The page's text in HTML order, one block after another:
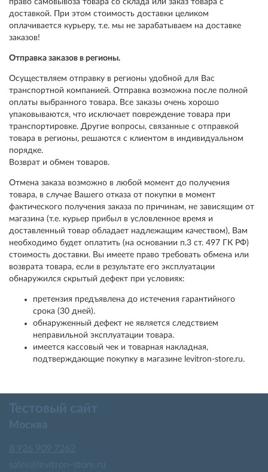
право самовывоза товара со склада или заказ товара с
доставкой. При этом стоимость доставки целиком
оплачивается курьеру, т.е. мы не зарабатываем на доставке
заказов!
Отправка заказов в регионы.
Осуществляем отправку в регионы удобной для Вас
транспортной компанией. Отправка возможна после полной
оплаты выбранного товара. Все заказы очень хорошо
упаковываются, что исключает повреждение товара при
транспортировке. Другие вопросы, связанные с отправкой
товара в регионы, решаются с клиентом в индивидуальном
порядке.
Возврат и обмен товаров.
Отмена заказа возможно в любой момент до получения
товара, в случае Вашего отказа от покупки в момент
фактического получения заказа по причинам, не зависящим от
магазина (т.е. курьер прибыл в условленное время и
доставленный товар обладает надлежащим качеством), Вам
необходимо будет оплатить (на основании п.3 ст. 497 ГК РФ)
стоимость доставки. Вы имеете право требовать обмена или
возврата товара, если в результате его эксплуатации
обнаружился скрытый дефект при условиях:
претензия предъявлена до истечения гарантийного
срока (30 дней).
обнаруженный дефект не является следствием
неправильной эксплуатации товара.
имеется кассовый чек и товарная накладная,
подтверждающие покупку в магазине levitron-store.ru.
Тестовый сайт
Москва
8 926 909 7262
sales@levitron-store.ru